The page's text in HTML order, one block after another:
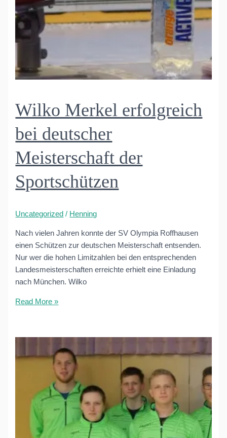
Wilko Merkel erfolgreich
bei deutscher
Meisterschaft der
Sportschützen
Uncategorized / Henning
Nach vielen Jahren konnte der SV Olympia Roffhausen
einen Schützen zur deutschen Meisterschaft entsenden.
Nur wer die hohen Limitzahlen bei den entsprechenden
Landesmeisterschaften erreichte erhielt eine Einladung
nach München. Wilko
Wilko
bei
Meisterschaft
Sportschützen
Read More »